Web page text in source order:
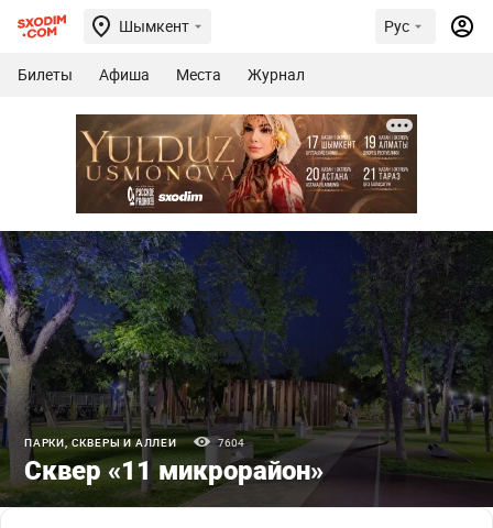
Шымкент Рус
Билеты Афиша Места Журнал
ПАРКИ, СКВЕРЫ И АЛЛЕИ 7604
Сквер «11 микрорайон»